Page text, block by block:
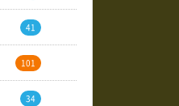
41
101
34